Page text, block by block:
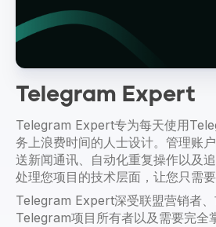
Telegram Expert
Telegram Expert专为每天使用
务上浪费时间的人士设计。管理账
送新闻通讯、自动化重复操作以及
处理您项目的技术层面，让您只需
Telegram Expert深受联盟营销者、
Telegram项目所有者以及需要完全